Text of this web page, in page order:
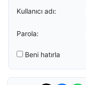
Kullanıcı adı:
Parola:
Beni hatırla